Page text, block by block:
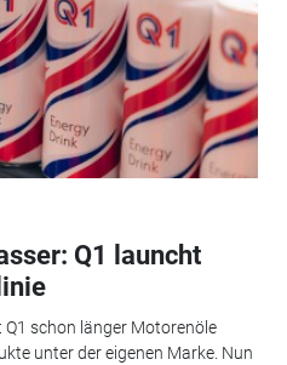
Q1 launcht
schon länger Motorenöle
unter der eigenen Marke. Nun